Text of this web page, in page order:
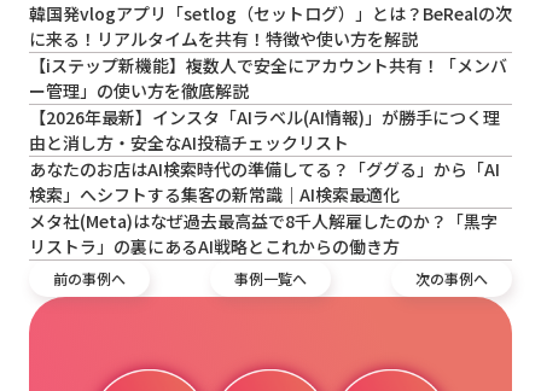
韓国発vlogアプリ「setlog（セットログ）」とは？BeRealの次
に来る！リアルタイムを共有！特徴や使い方を解説
【iステップ新機能】複数人で安全にアカウント共有！「メンバ
ー管理」の使い方を徹底解説
【2026年最新】インスタ「AIラベル(AI情報)」が勝手につく理
由と消し方・安全なAI投稿チェックリスト
あなたのお店はAI検索時代の準備してる？「ググる」から「AI
検索」へシフトする集客の新常識｜AI検索最適化
メタ社(Meta)はなぜ過去最高益で8千人解雇したのか？「黒字
リストラ」の裏にあるAI戦略とこれからの働き方
前の事例へ 事例一覧へ 次の事例へ